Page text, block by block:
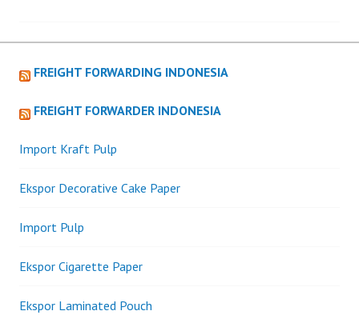
navigation
FREIGHT FORWARDING INDONESIA
FREIGHT FORWARDER INDONESIA
Import Kraft Pulp
Ekspor Decorative Cake Paper
Import Pulp
Ekspor Cigarette Paper
Ekspor Laminated Pouch